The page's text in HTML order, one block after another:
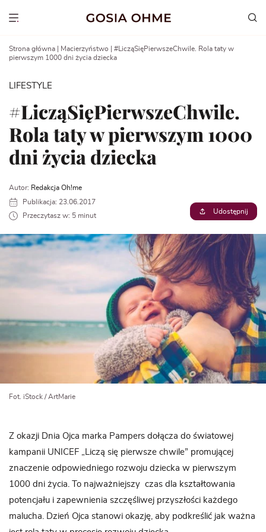
Show menu
Strona główna Macierzyństwo
#LicząSięPierwszeChwile. Rola taty w
pierwszym 1000 dni życia dziecka
LIFESTYLE
#LicząSięPierwszeChwile.
Rola taty w pierwszym 1000
dni życia dziecka
Autor: Redakcja Oh!me
Publikacja: 23.06.2017
Przeczytasz w: 5 minut
Udostępnij
Fot. iStock / ArtMarie
Z okazji Dnia Ojca marka Pampers dołącza do światowej
kampanii UNICEF „Liczą się pierwsze chwile” promującej
znaczenie odpowiedniego rozwoju dziecka w pierwszym
1000 dni życia. To najważniejszy czas dla kształtowania
potencjału i zapewnienia szczęśliwej przyszłości każdego
malucha. Dzień Ojca stanowi okazję, aby podkreślić jak ważna